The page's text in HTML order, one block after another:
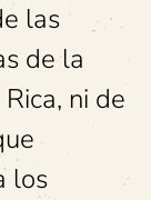
las
de la
ni de
los